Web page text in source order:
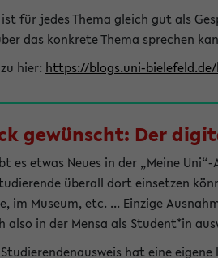
für jedes Thema gleich gut als
das konkrete Thema sprechen
hier: https://blogs.uni-
gewünscht: Der
es etwas Neues in der „Meine
überall dort einsetzen
im Museum, etc. ... Einzige
also in der Mensa als Student*in
hat eine